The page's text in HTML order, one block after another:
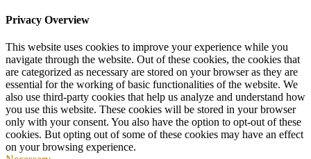
Privacy Overview
This website uses cookies to improve your experience while you
navigate through the website. Out of these cookies, the cookies that
are categorized as necessary are stored on your browser as they are
essential for the working of basic functionalities of the website. We
also use third-party cookies that help us analyze and understand how
you use this website. These cookies will be stored in your browser
only with your consent. You also have the option to opt-out of these
cookies. But opting out of some of these cookies may have an effect
on your browsing experience.